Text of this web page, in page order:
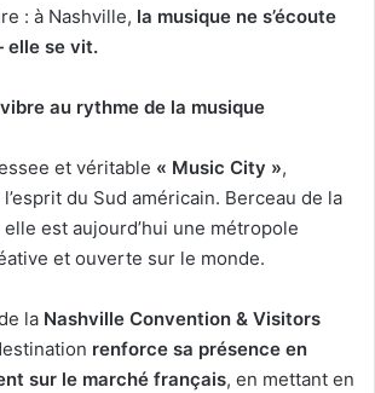
: à Nashville, la musique ne s’écoute
elle se vit.
au rythme de la musique
et véritable « Music City »,
du Sud américain. Berceau de la
est aujourd’hui une métropole
et ouverte sur le monde.
la Nashville Convention & Visitors
renforce sa présence en
sur le marché français, en mettant en